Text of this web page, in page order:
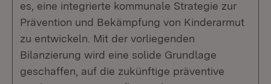
es, eine integrierte kommunale Strategie zur
Prävention und Bekämpfung von Kinderarmut
zu entwickeln. Mit der vorliegenden
Bilanzierung wird eine solide Grundlage
geschaffen, auf die zukünftige präventive